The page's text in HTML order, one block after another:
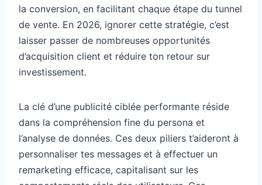
la conversion, en facilitant chaque étape du tunnel
de vente. En 2026, ignorer cette stratégie, c’est
laisser passer de nombreuses opportunités
d’acquisition client et réduire ton retour sur
investissement.
La clé d’une publicité ciblée performante réside
dans la compréhension fine du persona et
l’analyse de données. Ces deux piliers t’aideront à
personnaliser tes messages et à effectuer un
remarketing efficace, capitalisant sur les